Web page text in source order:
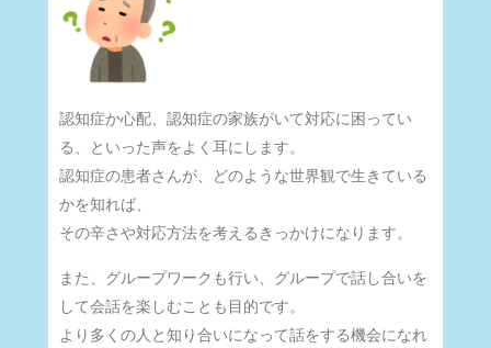
認知症か心配、認知症の家族がいて対応に困ってい
る、といった声をよく耳にします。
認知症の患者さんが、どのような世界観で生きている
かを知れば、
その辛さや対応方法を考えるきっかけになります。
また、グループワークも行い、グループで話し合いを
して会話を楽しむことも目的です。
より多くの人と知り合いになって話をする機会になれ